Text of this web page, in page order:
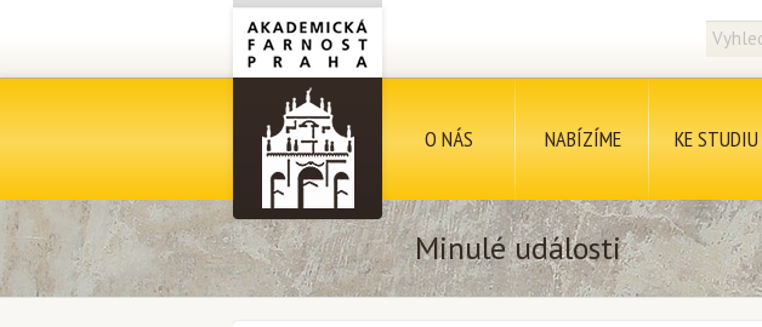
O NÁS NABÍZÍME KE STUDIU
Minulé události